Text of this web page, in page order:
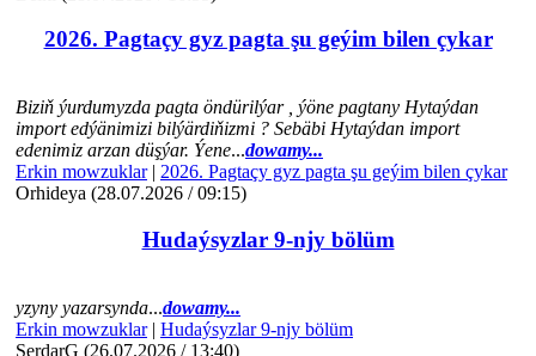
2026. Pagtaçy gyz pagta şu geýim bilen çykar
Biziň ýurdumyzda pagta öndürilýar , ýöne pagtany Hytaýdan
import edýänimizi bilýärdiňizmi ? Sebäbi Hytaýdan import
edenimiz arzan düşýar. Ýene...dowamy...
Erkin mowzuklar| 2026. Pagtaçy gyz pagta şu geýim bilen çykar
Orhideya (28.07.2026 / 09:15)
Hudaýsyzlar 9-njy bölüm
yzyny yazarsynda...dowamy...
Erkin mowzuklar| Hudaýsyzlar 9-njy bölüm
SerdarG (26.07.2026 / 13:40)